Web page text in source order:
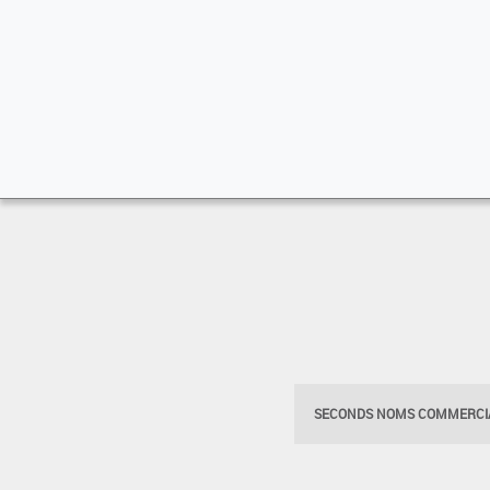
SECONDS NOMS